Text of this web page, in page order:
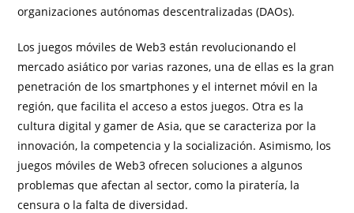
organizaciones autónomas descentralizadas (DAOs).
Los juegos móviles de Web3 están revolucionando el
mercado asiático por varias razones, una de ellas es la gran
penetración de los smartphones y el internet móvil en la
región, que facilita el acceso a estos juegos. Otra es la
cultura digital y gamer de Asia, que se caracteriza por la
innovación, la competencia y la socialización. Asimismo, los
juegos móviles de Web3 ofrecen soluciones a algunos
problemas que afectan al sector, como la piratería, la
censura o la falta de diversidad.